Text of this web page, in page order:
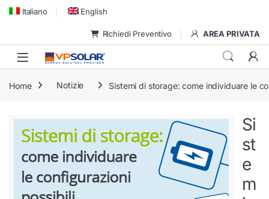
Skip to navigation
Skip to content
Italiano English
Richiedi Preventivo AREA PRIVATA
Home Notizie Sistemi di storage: come individuare le
Si
st
e
m